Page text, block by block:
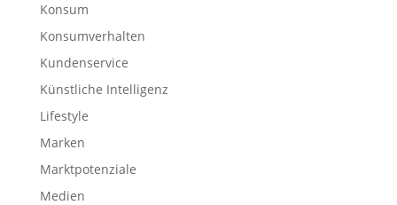
Konsum
Konsumverhalten
Kundenservice
Künstliche Intelligenz
Lifestyle
Marken
Marktpotenziale
Medien